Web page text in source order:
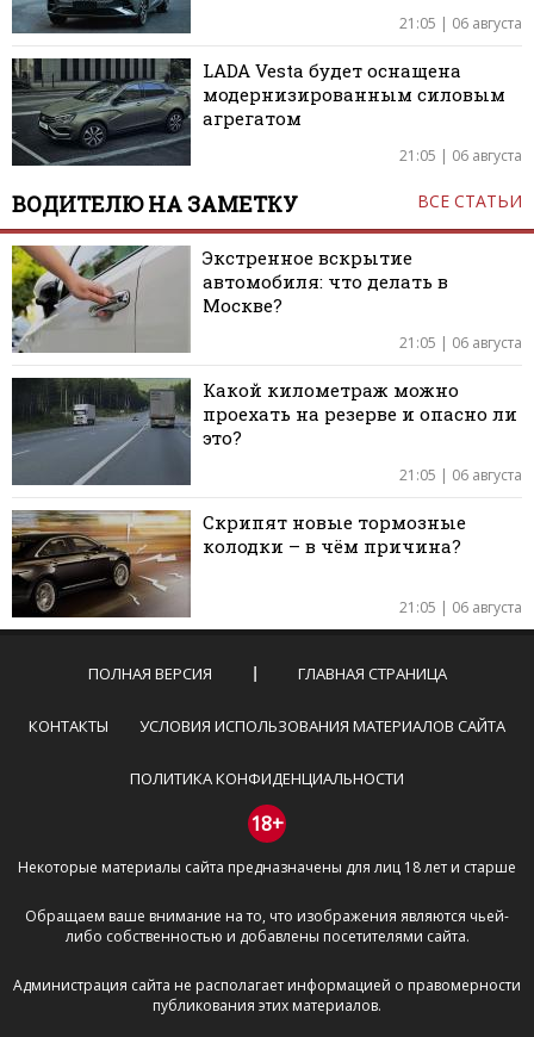
21:05 | 06 августа
LADA Vesta будет оснащена
модернизированным силовым
агрегатом
21:05 | 06 августа
ВОДИТЕЛЮ НА ЗАМЕТКУ ВСЕ СТАТЬИ
Экстренное вскрытие
автомобиля: что делать в
Москве?
21:05 | 06 августа
Какой километраж можно
проехать на резерве и опасно ли
это?
21:05 | 06 августа
Скрипят новые тормозные
колодки – в чём причина?
21:05 | 06 августа
ПОЛНАЯ ВЕРСИЯ ГЛАВНАЯ СТРАНИЦА
КОНТАКТЫ УСЛОВИЯ ИСПОЛЬЗОВАНИЯ МАТЕРИАЛОВ САЙТА
ПОЛИТИКА КОНФИДЕНЦИАЛЬНОСТИ
18+
Некоторые материалы сайта предназначены для лиц 18 лет и старше
Обращаем ваше внимание на то, что изображения являются чьей-
либо собственностью и добавлены посетителями сайта.
Администрация сайта не располагает информацией о правомерности
публикования этих материалов.